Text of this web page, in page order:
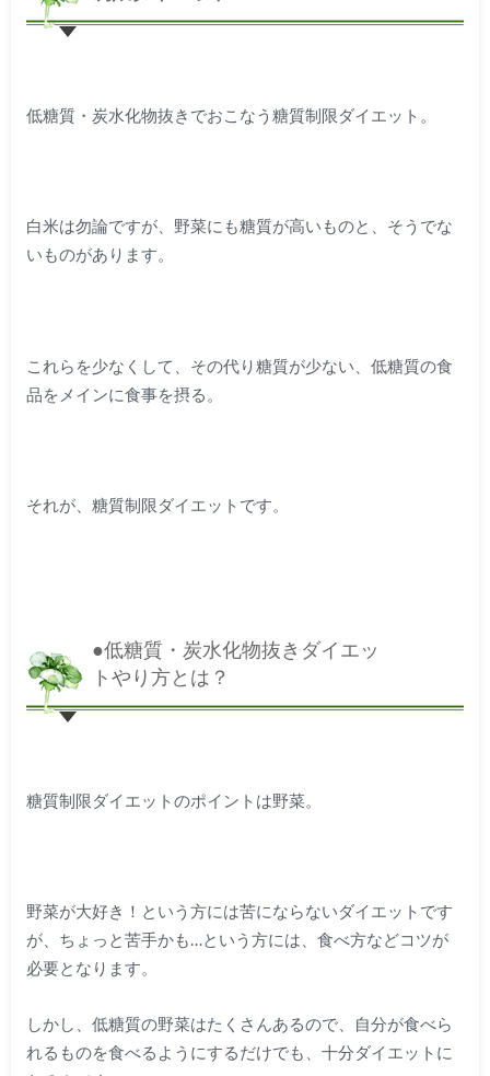
低糖質・炭水化物抜きでおこなう糖質制限ダイエット。
白米は勿論ですが、野菜にも糖質が高いものと、そうでな
いものがあります。
これらを少なくして、その代り糖質が少ない、低糖質の食
品をメインに食事を摂る。
それが、糖質制限ダイエットです。
●低糖質・炭水化物抜きダイエッ
トやり方とは？
糖質制限ダイエットのポイントは野菜。
野菜が大好き！という方には苦にならないダイエットです
が、ちょっと苦手かも…という方には、食べ方などコツが
必要となります。
しかし、低糖質の野菜はたくさんあるので、自分が食べら
れるものを食べるようにするだけでも、十分ダイエットに